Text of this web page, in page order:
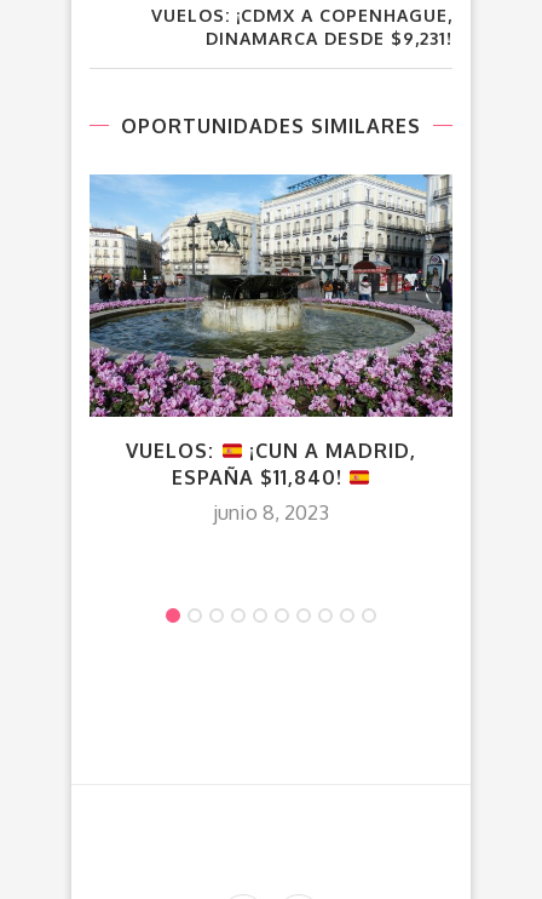
VUELOS: ¡CDMX A COPENHAGUE,
DINAMARCA DESDE $9,231!
OPORTUNIDADES SIMILARES
VUELOS:
¡CUN A MADRID,
ESPAÑA $11,840!
junio 8, 2023